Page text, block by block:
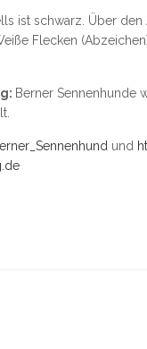
ist schwarz. Über den
Flecken
Berner Sennenhunde
und